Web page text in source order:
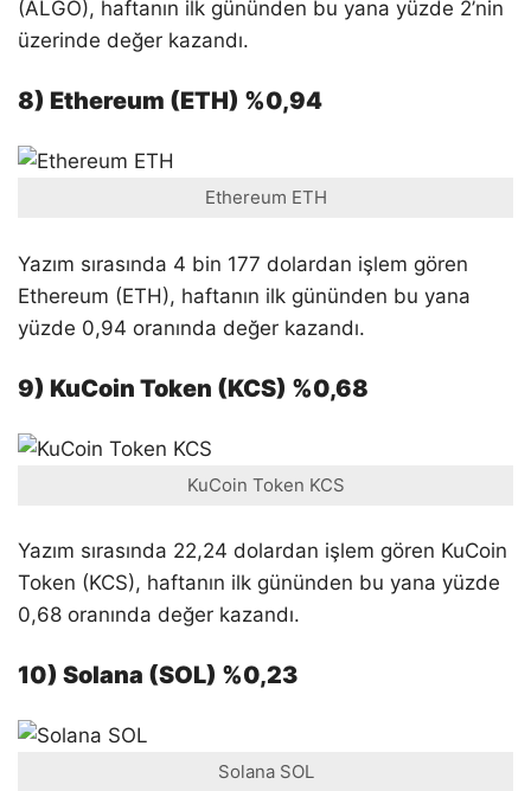
(ALGO), haftanın ilk gününden bu yana yüzde 2’nin
üzerinde değer kazandı.
8) Ethereum (ETH) %0,94
Ethereum ETH
Yazım sırasında 4 bin 177 dolardan işlem gören
Ethereum (ETH), haftanın ilk gününden bu yana
yüzde 0,94 oranında değer kazandı.
9) KuCoin Token (KCS) %0,68
KuCoin Token KCS
Yazım sırasında 22,24 dolardan işlem gören KuCoin
Token (KCS), haftanın ilk gününden bu yana yüzde
0,68 oranında değer kazandı.
10) Solana (SOL) %0,23
Solana SOL